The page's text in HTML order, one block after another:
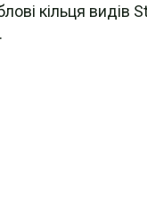
кільця видів